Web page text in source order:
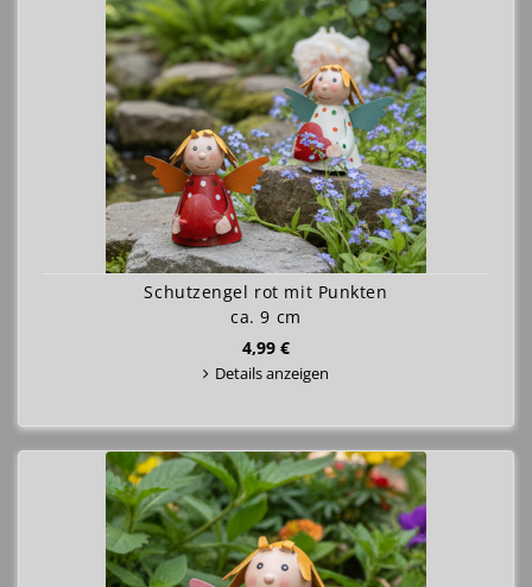
Schutzengel rot mit Punkten
ca. 9 cm
4,99 €
Details anzeigen